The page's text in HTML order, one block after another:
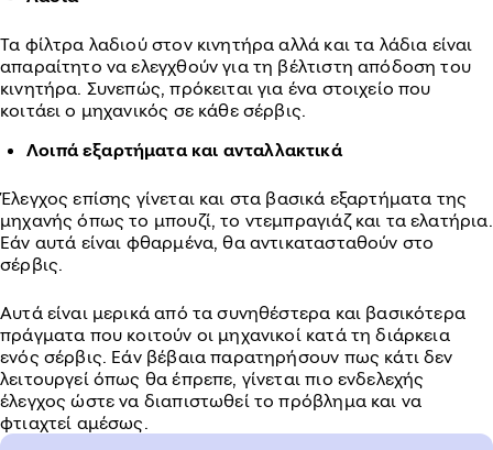
Τα φίλτρα λαδιού στον κινητήρα αλλά και τα λάδια είναι
απαραίτητο να ελεγχθούν για τη βέλτιστη απόδοση του
κινητήρα. Συνεπώς, πρόκειται για ένα στοιχείο που
κοιτάει ο μηχανικός σε κάθε σέρβις.
Λοιπά εξαρτήματα και ανταλλακτικά
Έλεγχος επίσης γίνεται και στα βασικά εξαρτήματα της
μηχανής όπως το μπουζί, το ντεμπραγιάζ και τα ελατήρια.
Εάν αυτά είναι φθαρμένα, θα αντικατασταθούν στο
σέρβις.
Αυτά είναι μερικά από τα συνηθέστερα και βασικότερα
πράγματα που κοιτούν οι μηχανικοί κατά τη διάρκεια
ενός σέρβις. Εάν βέβαια παρατηρήσουν πως κάτι δεν
λειτουργεί όπως θα έπρεπε, γίνεται πιο ενδελεχής
έλεγχος ώστε να διαπιστωθεί το πρόβλημα και να
φτιαχτεί αμέσως.